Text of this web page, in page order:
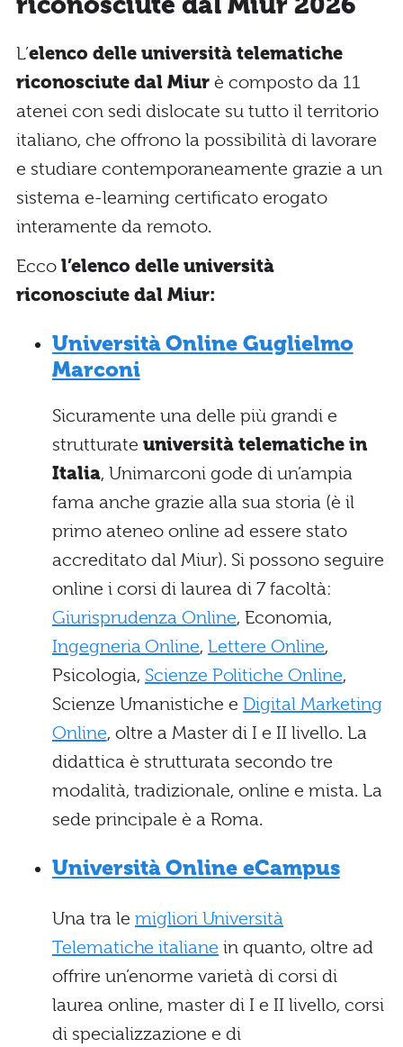
L’elenco delle università telematiche
riconosciute dal Miur è composto da 11
atenei con sedi dislocate su tutto il territorio
italiano, che offrono la possibilità di lavorare
e studiare contemporaneamente grazie a un
sistema e-learning certificato erogato
interamente da remoto.
Ecco l’elenco delle università
riconosciute dal Miur:
Università Online Guglielmo
Marconi
Sicuramente una delle più grandi e
strutturate università telematiche in
Italia, Unimarconi gode di un’ampia
fama anche grazie alla sua storia (è il
primo ateneo online ad essere stato
accreditato dal Miur). Si possono seguire
online i corsi di laurea di 7 facoltà:
Giurisprudenza Online, Economia,
Ingegneria Online,Lettere Online,
Psicologia, Scienze Politiche Online,
Scienze Umanistiche e Digital Marketing
Online, oltre a Master di I e II livello. La
didattica è strutturata secondo tre
modalità, tradizionale, online e mista. La
sede principale è a Roma.
Università Online eCampus
Una tra le migliori Università
Telematiche italiane in quanto, oltre ad
offrire un’enorme varietà di corsi di
laurea online, master di I e II livello, corsi
di specializzazione e di